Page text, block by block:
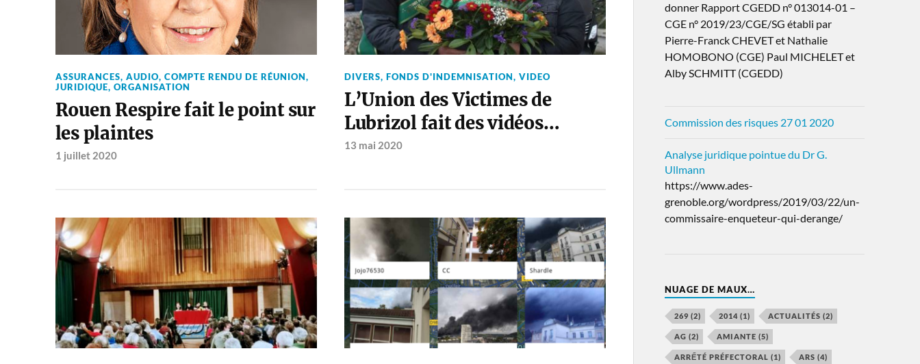
ASSURANCES, AUDIO, COMPTE RENDU DE RÉUNION,
JURIDIQUE, ORGANISATION
Rouen Respire fait le point sur
les plaintes
1 juillet 2020
DIVERS, FONDS D'INDEMNISATION, VIDEO
L’Union des Victimes de
Lubrizol fait des vidéos…
13 mai 2020
donner Rapport CGEDD n° 013014-01 –
CGE n° 2019/23/CGE/SG établi par
Pierre-Franck CHEVET et Nathalie
HOMOBONO (CGE) Paul MICHELET et
Alby SCHMITT (CGEDD)
Commission des risques 27 01 2020
Analyse juridique pointue du Dr G.
Ullmann
https://www.ades-
grenoble.org/wordpress/2019/03/22/un-
commissaire-enqueteur-qui-derange/
NUAGE DE MAUX…
269 (2) 2014(1) ACTUALITÉS (2)
AG (2) AMIANTE (5)
ARRẾTÉ PRÉFECTORAL (1) ARS (4)